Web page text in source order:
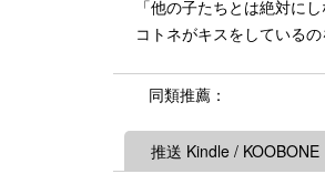
「他の子たちとは絶対に
コトネがキスをしている
同類推薦：
推送 Kindle / KOOBONE